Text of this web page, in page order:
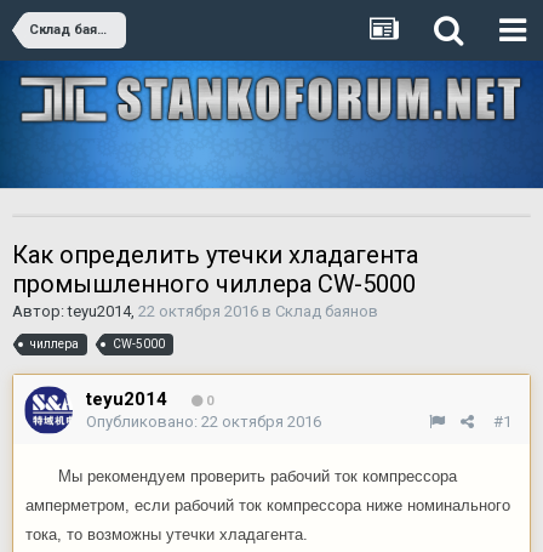
Склад баянов
Как определить утечки хладагента
промышленного чиллера CW-5000
Автор:teyu2014, 22 октября 2016 в Склад баянов
чиллера CW-5000
teyu2014 0
#1
Опубликовано: 22 октября 2016
Мы рекомендуем проверить рабочий ток компрессора
амперметром, если рабочий ток компрессора ниже номинального
тока, то возможны утечки хладагента.